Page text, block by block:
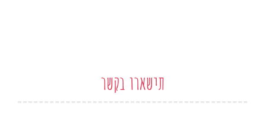
תישארו בקשר